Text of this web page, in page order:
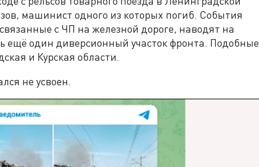
машинист одного из которых погиб. События
с ЧП на железной дороге, наводят на
ещё один диверсионный участок фронта. Подобные
и Курская области.
не усвоен.